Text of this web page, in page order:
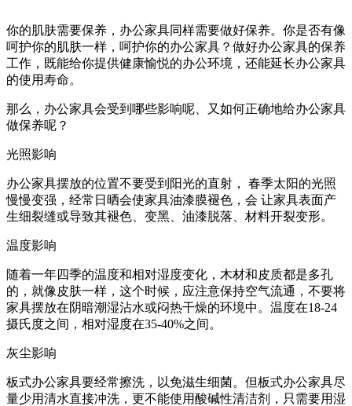
你的肌肤需要保养，办公家具同样需要做好保养。你是否有像
呵护你的肌肤一样，呵护你的办公家具？做好办公家具的保养
工作，既能给你提供健康愉悦的办公环境，还能延长办公家具
的使用寿命。
那么，办公家具会受到哪些影响呢、又如何正确地给办公家具
做保养呢？
光照影响
办公家具摆放的位置不要受到阳光的直射， 春季太阳的光照
慢慢变强，经常日晒会使家具油漆膜褪色，会 让家具表面产
生细裂缝或导致其褪色、变黑、油漆脱落、材料开裂变形。
温度影响
随着一年四季的温度和相对湿度变化，木材和皮质都是多孔
的，就像皮肤一样，这个时候，应注意保持空气流通，不要将
家具摆放在阴暗潮湿沾水或闷热干燥的环境中。温度在18-24
摄氏度之间，相对湿度在35-40%之间。
灰尘影响
板式办公家具要经常擦洗，以免滋生细菌。但板式办公家具尽
量少用清水直接冲洗，更不能使用酸碱性清洁剂，只需要用湿